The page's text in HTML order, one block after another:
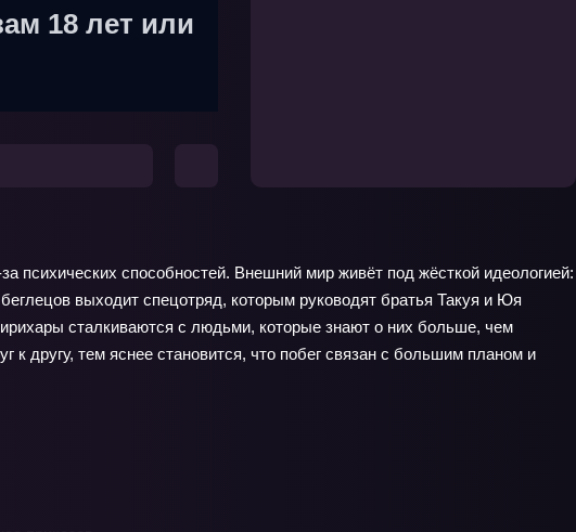
18 лет или
психических способностей. Внешний мир живёт под жёсткой идеологией:
выходит спецотряд, которым руководят братья Такуя и Юя
сталкиваются с людьми, которые знают о них больше, чем
другу, тем яснее становится, что побег связан с большим планом и